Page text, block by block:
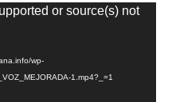
or source(s) not
wp-
1.mp4?_=1